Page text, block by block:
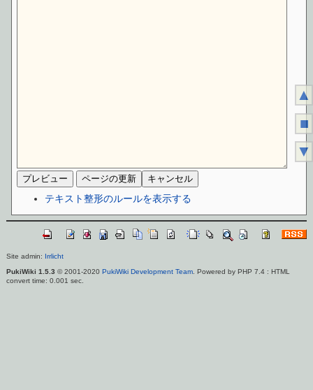
テキスト整形のルールを表示する
Site admin: Irrlicht
PukiWiki 1.5.3 © 2001-2020 PukiWiki Development Team. Powered by PHP 7.4 : HTML
convert time: 0.001 sec.
▲
■
▼